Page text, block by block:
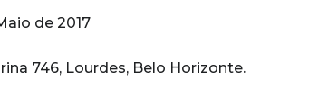
de 2017
746, Lourdes, Belo Horizonte.